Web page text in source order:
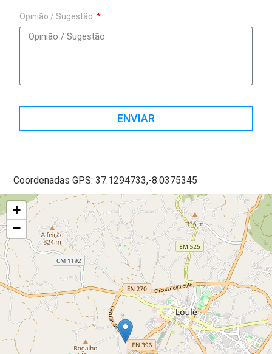
Opinião / Sugestão
ENVIAR
Coordenadas GPS: 37.1294733,-8.0375345
+
−